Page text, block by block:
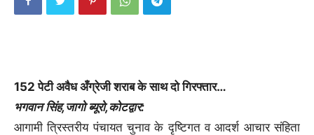
152 पेटी अवैध अँग्रेजी शराब के साथ दो गिरफ्तार…
भगवान सिंह,जागो ब्यूरो,कोटद्वार:
आगामी त्रिस्तरीय पंचायत चुनाव के दृष्टिगत व आदर्श आचार संहिता